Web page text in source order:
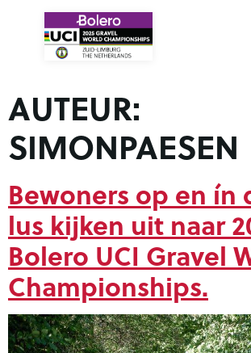
AUTEUR:
SIMONPAESEN
Bewoners op en ín
lus kijken uit naar
Bolero UCI Gravel
Championships.